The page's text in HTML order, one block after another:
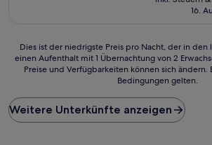
16.
Dies
ist
Preis
pro
Nacht,
Dies ist der niedrigste Preis pro Nacht, der in
einen Aufenthalt mit 1 Übernachtung von 2
Preise und Verfügbarkeiten können sich ändern.
Bedingungen gelten.
Weitere Unterkünfte anzeigen